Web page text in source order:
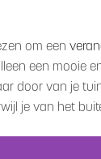
om een
een mooie
door van je
je van het